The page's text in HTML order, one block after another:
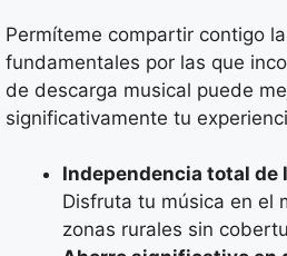
Permíteme compartir contigo
fundamentales por las que
de descarga musical puede
significativamente tu
Independencia total de
Disfruta tu música en el
zonas rurales sin